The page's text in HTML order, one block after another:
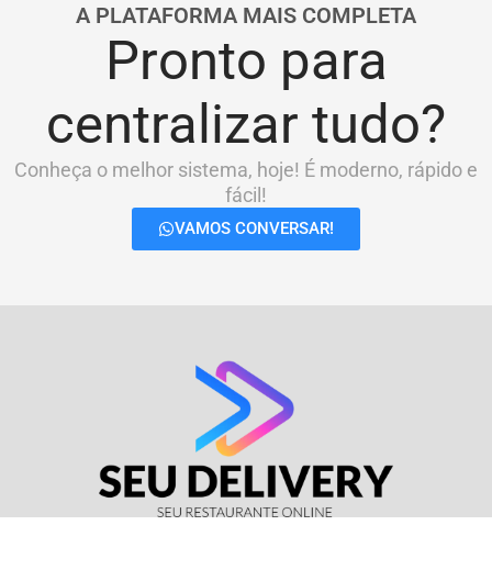
A PLATAFORMA MAIS COMPLETA
Pronto para
centralizar tudo?
Conheça o melhor sistema, hoje! É moderno, rápido e
fácil!
VAMOS CONVERSAR!